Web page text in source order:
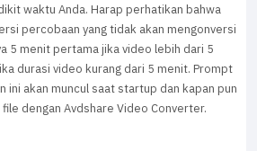
waktu Anda. Harap perhatikan bahwa
percobaan yang tidak akan mengonversi
5 menit pertama jika video lebih dari 5
durasi video kurang dari 5 menit. Prompt
ini akan muncul saat startup dan kapan pun
dengan Avdshare Video Converter.